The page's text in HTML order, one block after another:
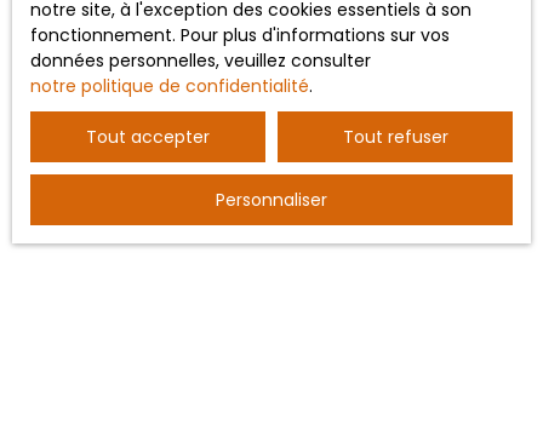
Espace vendeur
Nous contacter
INFORMATIONS
Recrutement
notre site, à l'exception des cookies essentiels à son
fonctionnement. Pour plus d'informations sur vos
données personnelles, veuillez consulter
notre politique de confidentialité.
Tout accepter Tout refuser
Personnaliser